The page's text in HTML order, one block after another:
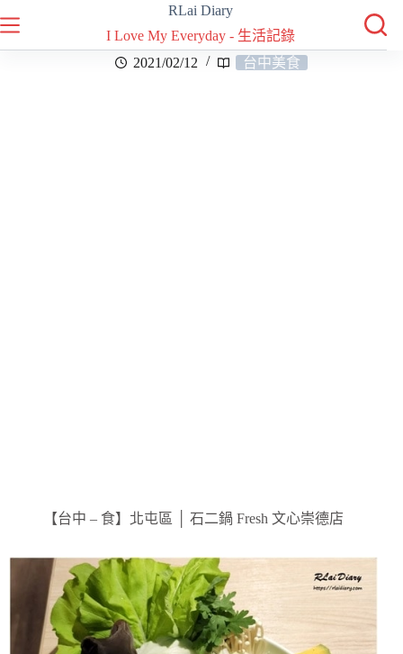
RLai Diary
I Love My Everyday - 生活記錄
2021/02/12
台中美食
【台中 – 食】北屯區 │ 石二鍋 Fresh 文心崇德店